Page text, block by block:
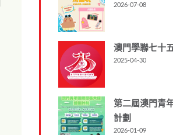
2026-07-08
澳門學聯七十
2025-04-30
第二屆澳門青
計劃
2026-01-09